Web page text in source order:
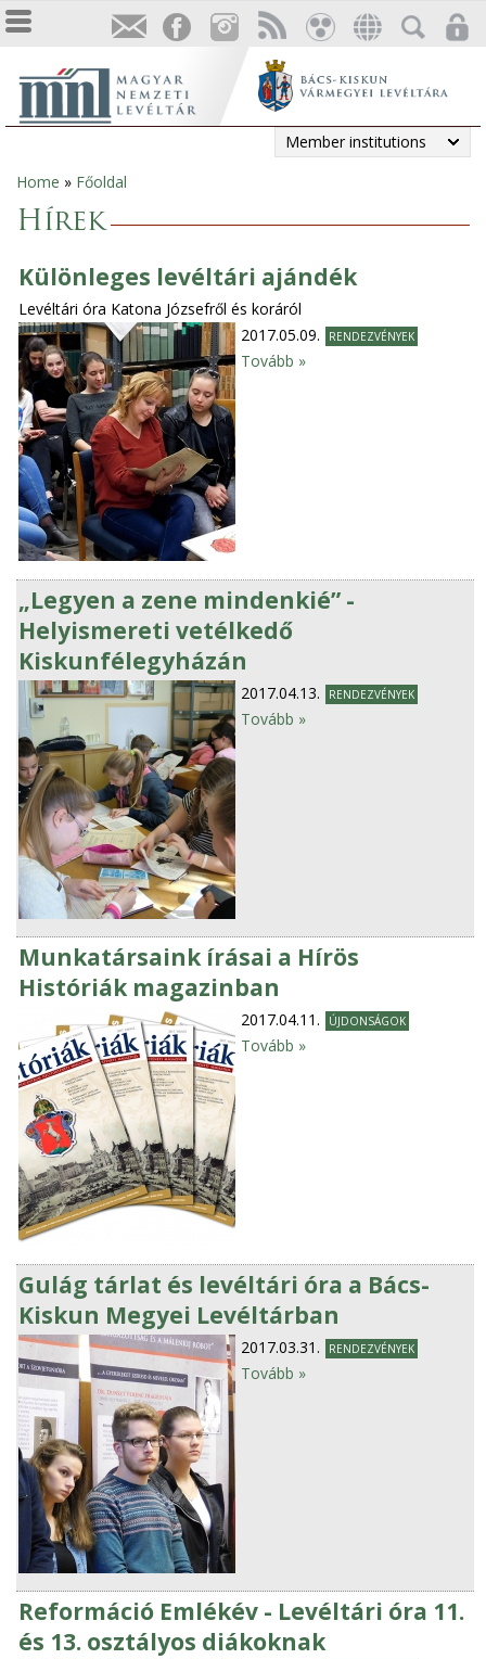
Member institutions
You
are
here
Home » Főoldal
Hírek
Különleges levéltári ajándék
Levéltári óra Katona Józsefről és koráról
2017.05.09.
RENDEZVÉNYEK
Tovább »
„Legyen a zene mindenkié” -
Helyismereti vetélkedő
Kiskunfélegyházán
2017.04.13. RENDEZVÉNYEK
Tovább »
Munkatársaink írásai a Hírös
Históriák magazinban
2017.04.11. ÚJDONSÁGOK
Tovább »
Gulág tárlat és levéltári óra a Bács-
Kiskun Megyei Levéltárban
2017.03.31. RENDEZVÉNYEK
Tovább »
Reformáció Emlékév - Levéltári óra 11.
és 13. osztályos diákoknak